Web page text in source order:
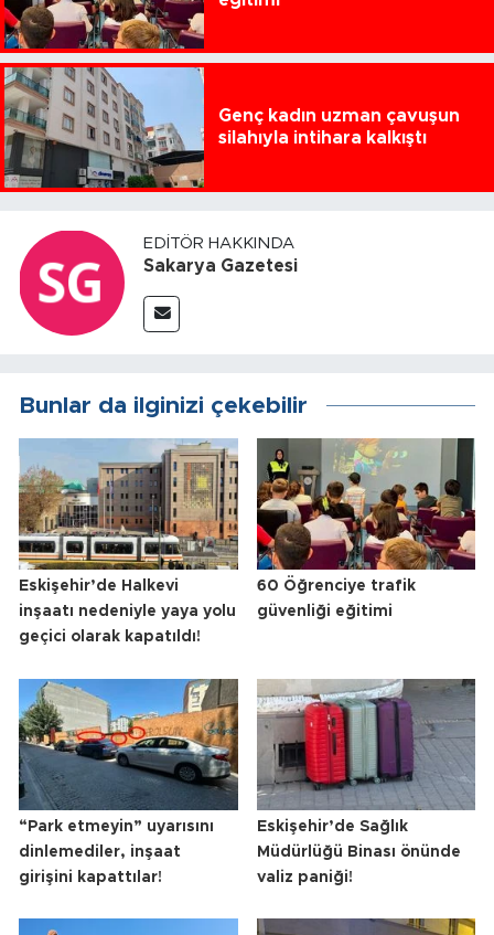
Genç kadın uzman çavuşun
silahıyla intihara kalkıştı
EDITÖR HAKKINDA
Sakarya Gazetesi
Bunlar da ilginizi çekebilir
Eskişehir’de Halkevi
inşaatı nedeniyle yaya yolu
geçici olarak kapatıldı!
60 Öğrenciye trafik
güvenliği eğitimi
“Park etmeyin” uyarısını
dinlemediler, inşaat
girişini kapattılar!
Eskişehir’de Sağlık
Müdürlüğü Binası önünde
valiz paniği!